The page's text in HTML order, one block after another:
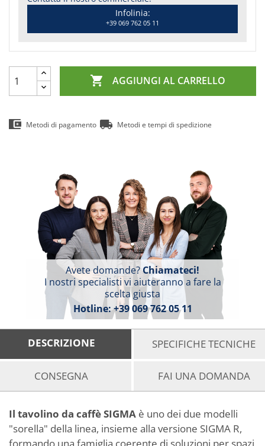
Infolinia:
+39 069 762 05 11
 AGGIUNGI AL CARRELLO
Metodi di pagamento Metodi e tempi di spedizione
Avete domande?Chiamateci!
I nostri specialisti vi aiuteranno a fare la
scelta giusta
Hotline:+39 069 762 05 11
DESCRIZIONE SPECIFICHE TECNICHE
CONSEGNA FAI UNA DOMANDA
Il tavolino da caffè SIGMA è uno dei due modelli
"sorella" della linea, insieme alla versione SIGMA R,
formando una famiglia coerente di soluzioni per spazi